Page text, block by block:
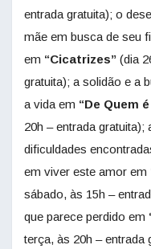
entrada gratuita); o
mãe em busca de seu
em “Cicatrizes” (dia
gratuita); a solidão e a
a vida em “De Quem
20h – entrada
dificuldades
em viver este amor em
sábado, às 15h –
que parece perdido em
terça, às 20h – entrada